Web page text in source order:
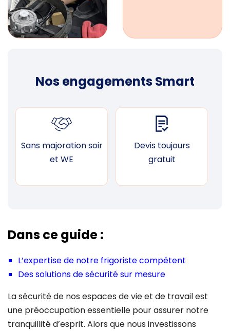
Nos engagements Smart
Sans majoration soir
et WE
Devis toujours
gratuit
Dans ce guide :
L’expertise de notre frigoriste compétent
Des solutions de sécurité sur mesure
La sécurité de nos espaces de vie et de travail est
une préoccupation essentielle pour assurer notre
tranquillité d’esprit. Alors que nous investissons